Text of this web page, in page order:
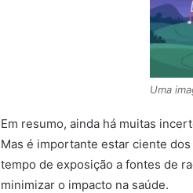
Uma
Em resumo, ainda há muitas
Mas é importante estar ciente
tempo de exposição a fontes de
minimizar o impacto na saúde.